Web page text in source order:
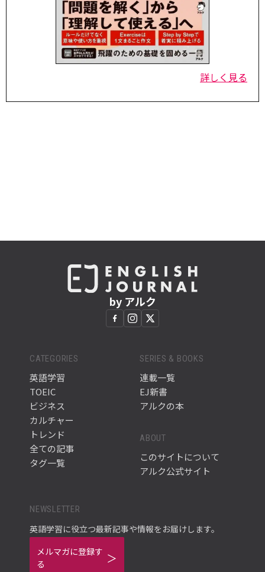
詳しく見る
by アルク
CATEGORIES
英語学習
TOEIC
ビジネス
カルチャー
トレンド
全ての記事
タグ一覧
SERIES & BOOKS
連載一覧
EJ新書
アルクの本
ABOUT
このサイトについて
アルク公式サイト
NEWSLETTER
英語学習に役立つ最新記事や情報をお届けします。
メルマガに登録す
る